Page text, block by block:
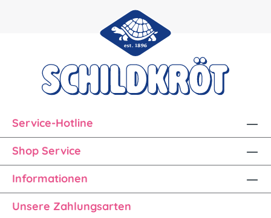
Service-Hotline
Shop Service
Informationen
Unsere Zahlungsarten